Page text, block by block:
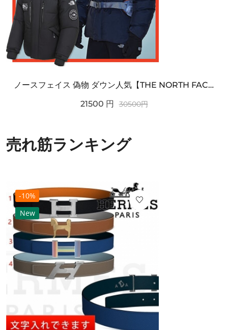
ノースフェイス 偽物 ダウン人気【THE NORTH FACE】M'S 7 SUMMIT HIM...
21500 円 30500円
売れ筋ランキング
-10%
New